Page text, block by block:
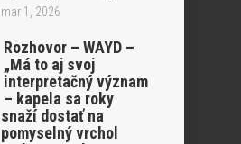
mar 1, 2026
Rozhovor – WAYD –
„Má to aj svoj
interpretačný význam
– kapela sa roky
snaží dostať na
pomyselný vrchol